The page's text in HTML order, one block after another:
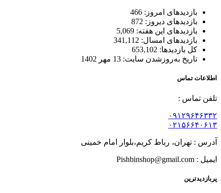
بازدیدهای امروز: 466
بازدیدهای دیروز: 872
بازدیدهای این هفته: 5,069
بازدیدهای امسال: 341,112
کل بازدیدها: 653,102
تاریخ به‌روزشدن سایت: 13 مهر 1402
اطلاعات تماس
تلفن تماس :
۰۹۱۲۹۶۴۶۳۳۲
۰۲۱۵۶۶۴۰۶۱۳
آدرس : تهران، رباط کریم،بلوار امام خمینی
ایمیل : Pishbinshop@gmail.com
پربازدیدترین